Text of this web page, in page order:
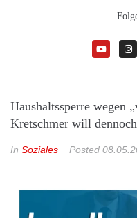
Haushaltssperre wegen
Kretschmer will
In Soziales Posted